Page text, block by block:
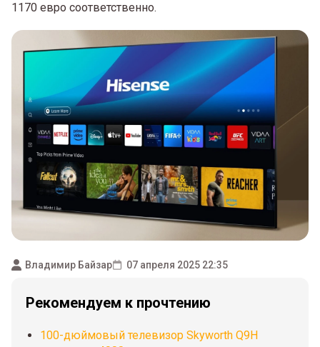
1170 евро соответственно.
Владимир Байзар 07 апреля 2025 22:35
Рекомендуем к прочтению
100-дюймовый телевизор Skyworth Q9H